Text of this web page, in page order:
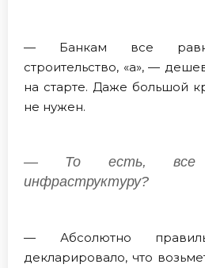
— Банкам все
строительство, «а», —
на старте. Даже большой
не нужен.
— То есть, все
инфраструктуру?
— Абсолютно
декларировало, что